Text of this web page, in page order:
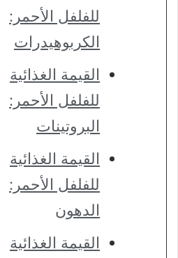
للفلفل الأحمر:
الكربوهيدرات
القيمة الغذائية
للفلفل الأحمر:
البروتينات
القيمة الغذائية
للفلفل الأحمر:
الدهون
القيمة الغذائية